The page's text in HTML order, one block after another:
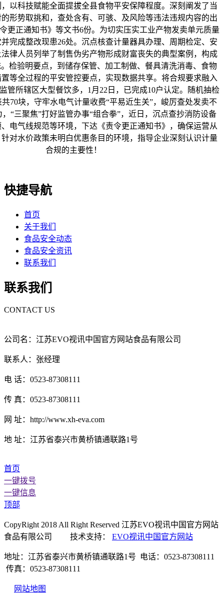
以科技赋能全面提拔全县食物平安保障程度。深刻阐发了当
形势取挑和，查处含有、可骇、及风险等违法违规内容的出
更正通知书》等文书6份。为切实压实工业产物发卖单元质量
完成整改现患26处。沉点核查计量器具办理、周期检定、安
律人员列举了制售伪劣产物形成财富丧失的典型案例，构成
检验明要点，到储存保管、加工制做、餐具清洗消毒、食物
等全过程的平安管控要点，实现数据共享。将合规要求融入
管所辖区大型餐饮多，1月22日，已完成10户认定。随机抽检
70块，守牢水电气计量收费“平易近生关”，峻厉查处发卖不
“三聚焦”打好监管办事“组合拳”，近日，沉点查抄消防设备
电气线规范等环境，下达《责令更正通知书》，确保运营从
对水价政策未明白优惠条目的环境，指导企业深刻认识计量
合规的主要性！
快捷导航
首页
关于我们
食品安全动态
食品安全资讯
联系我们
联系我们
CONTACT US
公司名：江苏EVO视讯中国官方网站食品有限公司
联系人：张经理
电 话：0523-87308111
传 真：0523-87308111
网 址：http://www.xh-eva.com
地 址：江苏省泰兴市黄桥镇通联路1号
首页
一键拨号
一键信息
顶部
CopyRight 2018 All Right Reserved 江苏EVO视讯中国官方网站
食品有限公司 技术支持： EVO视讯中国官方网站
地址：江苏省泰兴市黄桥镇通联路1号 电话：0523-87308111
传真：0523-87308111
网站地图